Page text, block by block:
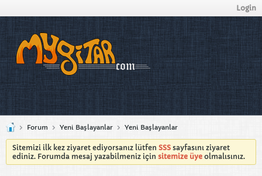
Login
Forum Yeni Başlayanlar Yeni Başlayanlar
Sitemizi ilk kez ziyaret ediyorsanız lütfen SSS sayfasını ziyaret
ediniz. Forumda mesaj yazabilmeniz için sitemize üye olmalısınız.